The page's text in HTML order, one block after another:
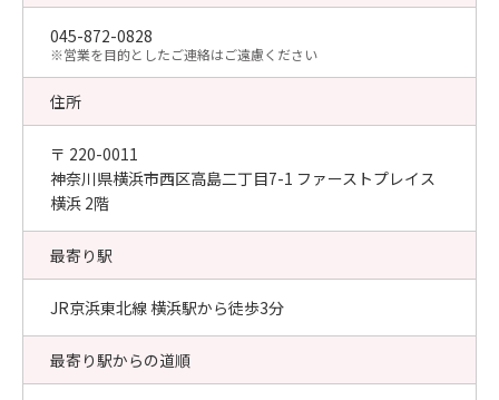
045-872-0828
​※営業を目的としたご連絡はご遠慮ください
住所
〒 220-0011
神奈川県横浜市西区高島二丁目7-1 ファーストプレイス
横浜 2階
最寄り駅
JR京浜東北線 横浜駅から徒歩3分
最寄り駅からの道順